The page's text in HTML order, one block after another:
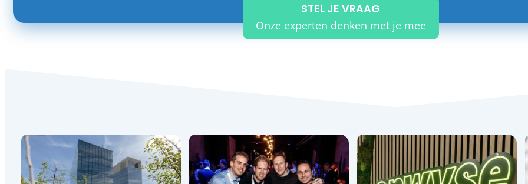
STEL JE VRAAG
Onze experten denken met je mee